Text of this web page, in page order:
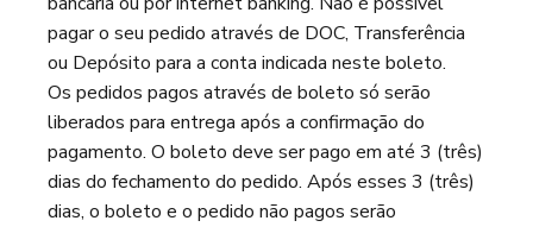
pagar o seu pedido através de DOC, Transferência
ou Depósito para a conta indicada neste boleto.
Os pedidos pagos através de boleto só serão
liberados para entrega após a confirmação do
pagamento. O boleto deve ser pago em até 3 (três)
dias do fechamento do pedido. Após esses 3 (três)
dias, o boleto e o pedido não pagos serão